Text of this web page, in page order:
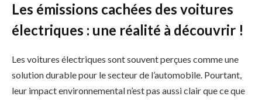
Les émissions cachées des voitures
électriques : une réalité à découvrir !
Les voitures électriques sont souvent perçues comme une
solution durable pour le secteur de l’automobile. Pourtant,
leur impact environnemental n’est pas aussi clair que ce que